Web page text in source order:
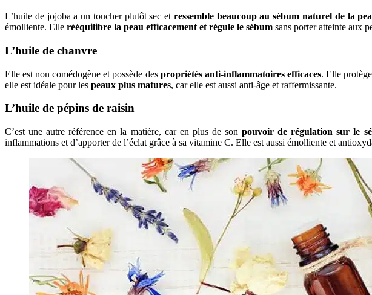
L’huile de jojoba a un toucher plutôt sec et ressemble beaucoup au sébum naturel de la
émolliente. Elle rééquilibre la peau efficacement et régule le sébum sans porter atteinte aux
L’huile de chanvre
Elle est non comédogène et possède des propriétés anti-inflammatoires efficaces. Elle
elle est idéale pour les peaux plus matures, car elle est aussi anti-âge et raffermissante.
L’huile de pépins de raisin
C’est une autre référence en la matière, car en plus de sonpouvoir de régulation sur le
inflammations et d’apporter de l’éclat grâce à sa vitamine C. Elle est aussi émolliente et